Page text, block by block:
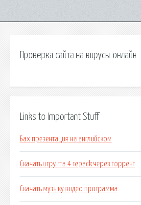
Проверка сайта на вирусы онлайн
Links to Important Stuff
Бах презентация на английском
Скачать игру гта 4 repack через торрент
Скачать музыку видео программа